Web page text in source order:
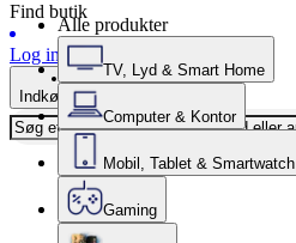
Find butik
Log ind
Indkøbskurv
Alle produkter
TV, Lyd & Smart Home
Computer & Kontor
Mobil, Tablet & Smartwatch
Gaming